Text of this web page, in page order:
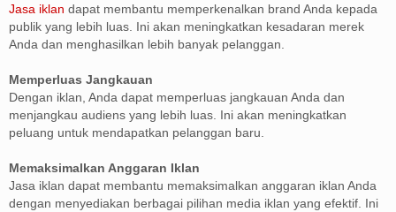
Jasa iklan dapat membantu memperkenalkan brand Anda kepada
publik yang lebih luas. Ini akan meningkatkan kesadaran merek
Anda dan menghasilkan lebih banyak pelanggan.
Memperluas Jangkauan
Dengan iklan, Anda dapat memperluas jangkauan Anda dan
menjangkau audiens yang lebih luas. Ini akan meningkatkan
peluang untuk mendapatkan pelanggan baru.
Memaksimalkan Anggaran Iklan
Jasa iklan dapat membantu memaksimalkan anggaran iklan Anda
dengan menyediakan berbagai pilihan media iklan yang efektif. Ini